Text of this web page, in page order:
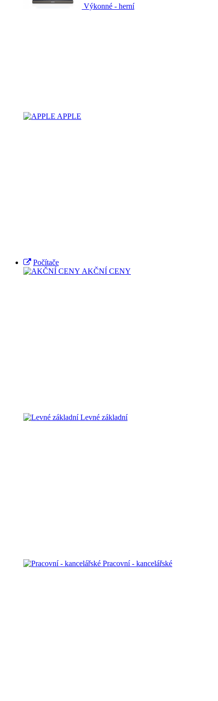
Výkonné - herní
APPLE
Počítače
AKČNÍ CENY
Levné základní
Pracovní - kancelářské